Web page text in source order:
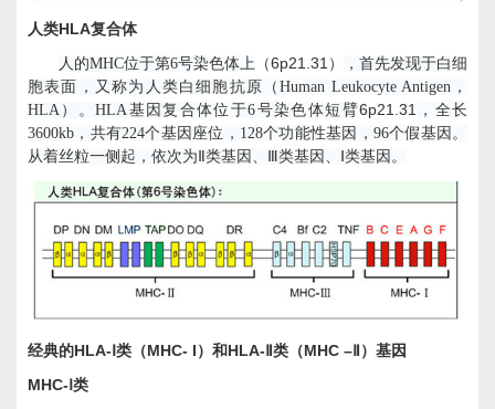
人类HLA复合体
人的MHC位于第6号染色体上 （6p21.31 ）
，首先发现于白细
胞表面，又称为人类白细胞抗原（Human Leukocyte Antigen，
HLA ）。HLA基因复合体位于6号染色体短臂6p21.31 ，全长
3600kb ，共有224个基因座位， 128个功能性基因， 96个假基因。
从着丝粒一侧起，依次为Ⅱ类基因、Ⅲ类基因、Ⅰ类基因。
经典的HLA- Ⅰ类（MHC- I ）和 HLA- Ⅱ类（MHC – Ⅱ）基因
MHC- Ⅰ类